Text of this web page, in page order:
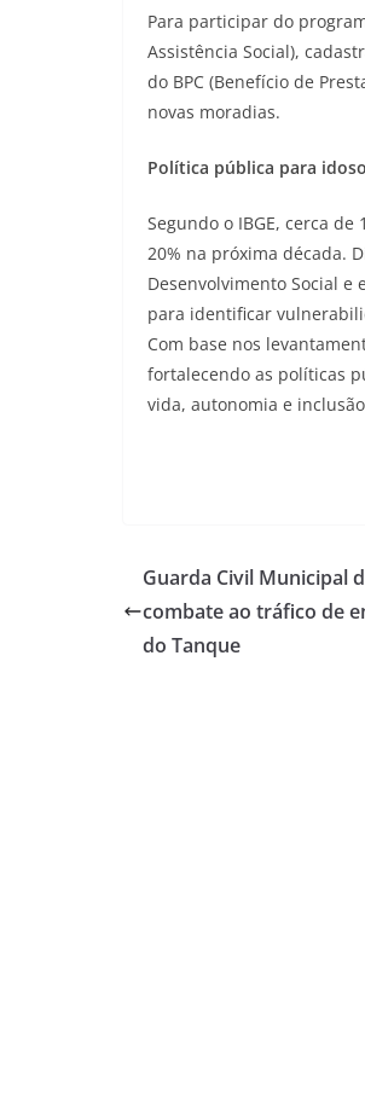
Para participar do
Assistência Social),
do BPC (Benefício de
novas moradias.
Política pública para
Segundo o IBGE, cerca
20% na próxima década.
Desenvolvimento Social
para identificar
Com base nos
fortalecendo as políticas
vida, autonomia e
Guarda Civil Municipal
combate ao tráfico de
do Tanque